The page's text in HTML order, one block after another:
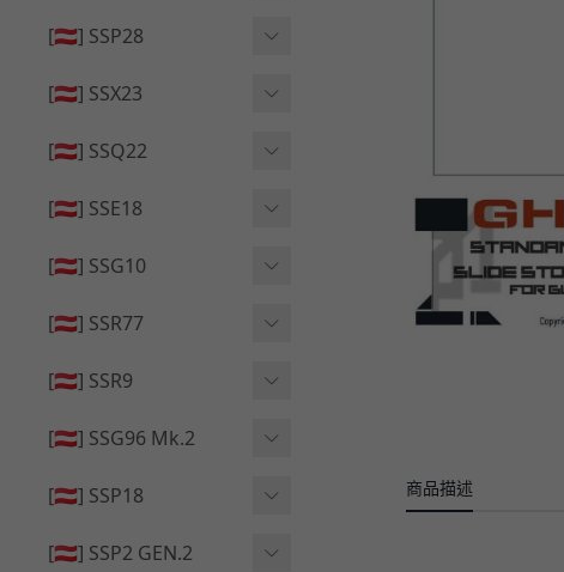
🔄 原廠 ⧸ 零件
[🇦🇹] SSP28
🔄 原廠 ⧸ 零件
[🇦🇹] SSX23
🟦 主體 ⧸ 彈匣
[🇦🇹] SSQ22
🟦 主體 ⧸ 彈匣
[🇦🇹] SSE18
👁️‍🗨️ 外觀 ⧸ 色彩
[🇦🇹] SSG10
🟦 主體 ⧸ 彈匣
[🇦🇹] SSR77
🟦 主體 ⧸ 彈匣
[🇦🇹] SSR9
👁️‍🗨️ 外觀 ⧸ 色彩
[🇦🇹] SSG96 Mk.2
🆙 升級 ⧸ 部件
[🇦🇹] SSP18
👁️‍🗨️ 外觀 ⧸ 色彩
[🇦🇹] SSP2 GEN.2
商品描述